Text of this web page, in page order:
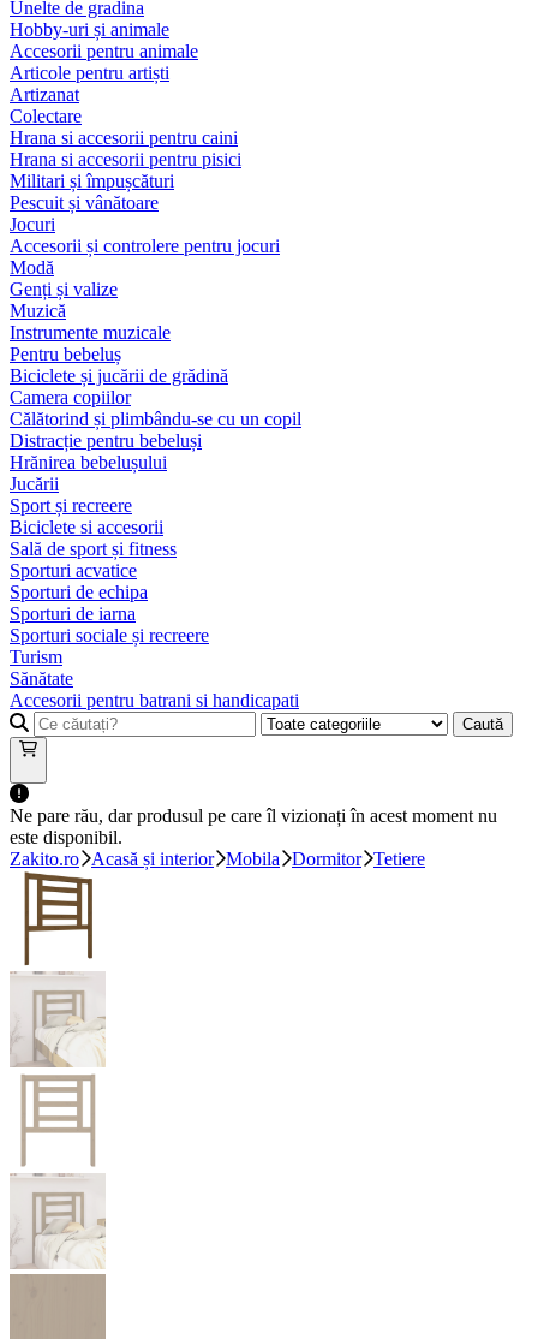
Unelte de gradina
Hobby-uri și animale
Accesorii pentru animale
Articole pentru artiști
Artizanat
Colectare
Hrana si accesorii pentru caini
Hrana si accesorii pentru pisici
Militari și împușcături
Pescuit și vânătoare
Jocuri
Accesorii și controlere pentru jocuri
Modă
Genți și valize
Muzică
Instrumente muzicale
Pentru bebeluș
Biciclete și jucării de grădină
Camera copiilor
Călătorind și plimbându-se cu un copil
Distracție pentru bebeluși
Hrănirea bebelușului
Jucării
Sport și recreere
Biciclete si accesorii
Sală de sport și fitness
Sporturi acvatice
Sporturi de echipa
Sporturi de iarna
Sporturi sociale și recreere
Turism
Sănătate
Accesorii pentru batrani si handicapati
Caută
Ne pare rău, dar produsul pe care îl vizionați în acest moment nu
este disponibil.
Zakito.ro
Acasă și interior Mobila Dormitor Tetiere